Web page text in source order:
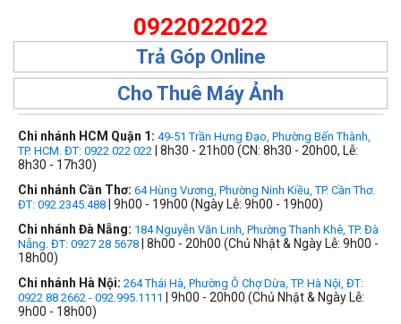
0922022022
Trả Góp Online
Cho Thuê Máy Ảnh
Chi nhánh HCM Quận 1: 49-51 Trần Hưng Đạo, Phường Bến Thành,
TP. HCM. ĐT: 0922 022 022 | 8h30 - 21h00 (CN: 8h30 - 20h00, Lễ:
8h30 - 17h30)
Chi nhánh Cần Thơ: 64 Hùng Vương, Phường Ninh Kiều, TP. Cần Thơ.
ĐT: 092.2345.488 | 9h00 - 19h00 (Ngày Lễ: 9h00 - 19h00)
Chi nhánh Đà Nẵng: 184 Nguyễn Văn Linh, Phường Thanh Khê, TP. Đà
Nẵng. ĐT: 0927 28 5678 | 8h00 - 20h00 (Chủ Nhật & Ngày Lễ: 9h00 -
18h00)
Chi nhánh Hà Nội: 264 Thái Hà, Phường Ô Chợ Dừa, TP. Hà Nội, ĐT:
0922 88 2662 - 092.995.1111
| 9h00 - 20h00 (Chủ Nhật & Ngày Lễ:
9h00 - 18h00)